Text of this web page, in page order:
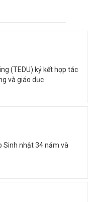
(TEDU) ký kết hợp tác
và giáo dục
Sinh nhật 34 năm và